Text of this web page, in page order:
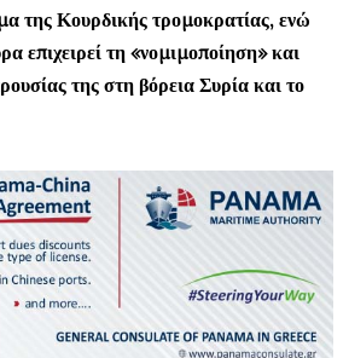
της Κουρδικής τρομοκρατίας, ενώ
επιχειρεί τη «νομιμοποίηση» και
της στη βόρεια Συρία και το